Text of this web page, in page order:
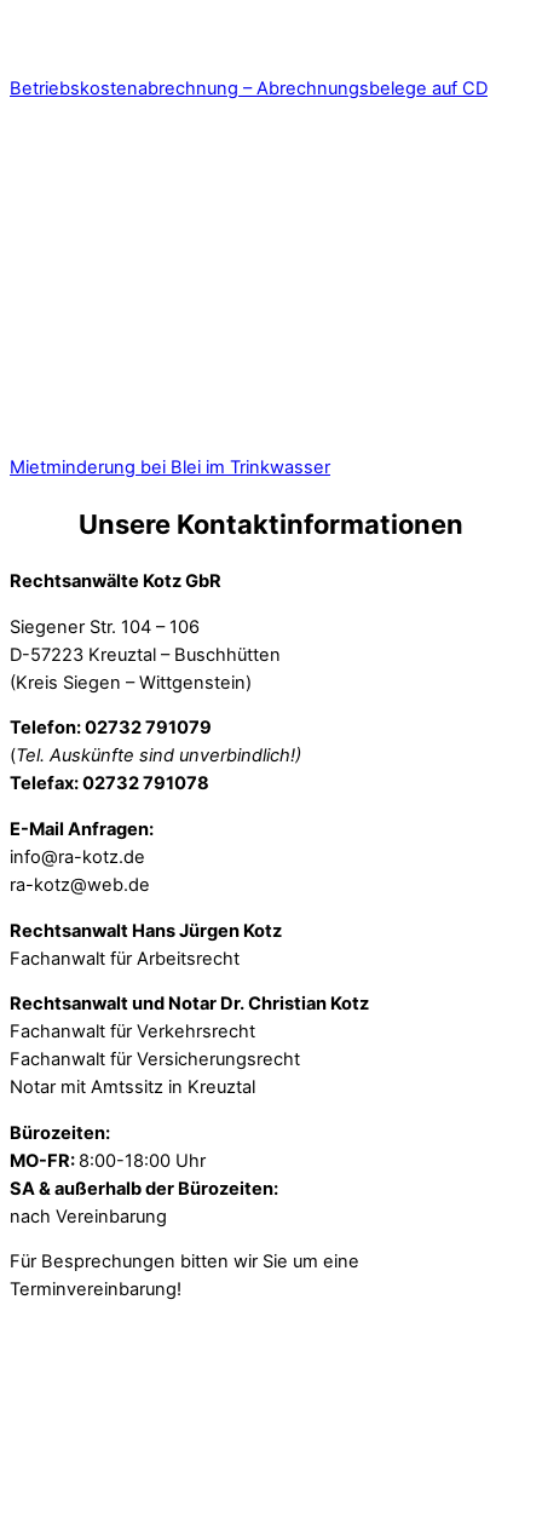
Betriebskostenabrechnung – Abrechnungsbelege auf CD
Mietminderung bei Blei im Trinkwasser
Unsere Kontaktinformationen
Rechtsanwälte Kotz GbR
Siegener Str. 104 – 106
D-57223 Kreuztal – Buschhütten
(Kreis Siegen – Wittgenstein)
Telefon: 02732 791079
(Tel. Auskünfte sind unverbindlich!)
Telefax: 02732 791078
E-Mail Anfragen:
info@ra-kotz.de
ra-kotz@web.de
Rechtsanwalt Hans Jürgen Kotz
Fachanwalt für Arbeitsrecht
Rechtsanwalt und Notar Dr. Christian Kotz
Fachanwalt für Verkehrsrecht
Fachanwalt für Versicherungsrecht
Notar mit Amtssitz in Kreuztal
Bürozeiten:
MO-FR: 8:00-18:00 Uhr
SA & außerhalb der Bürozeiten:
nach Vereinbarung
Für Besprechungen bitten wir Sie um eine
Terminvereinbarung!